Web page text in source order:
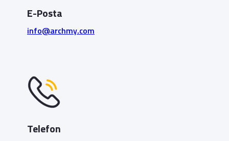
E-Posta
info@archmy.com
Telefon